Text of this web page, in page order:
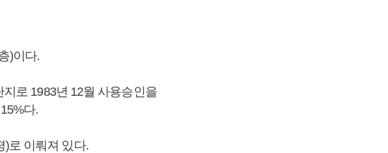
)이다.
로 1983년 12월 사용승인을
다.
)로 이뤄져 있다.